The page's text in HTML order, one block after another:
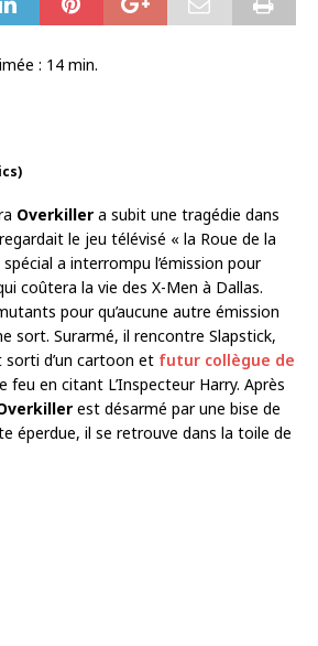
: 14 min.
Overkiller a subit une tragédie dans
le jeu télévisé « la Roue de la
a interrompu l’émission pour
coûtera la vie des X-Men à Dallas.
pour qu’aucune autre émission
sort. Surarmé, il rencontre Slapstick,
d’un cartoon et futur collègue de
feu en citant L’Inspecteur Harry. Après
est désarmé par une bise de
éperdue, il se retrouve dans la toile de